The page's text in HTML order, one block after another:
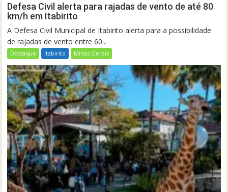
Defesa Civil alerta para rajadas de vento de até 80
km/h em Itabirito
A Defesa Civil Municipal de Itabirito alerta para a possibilidade
de rajadas de vento entre 60...
Destaque Itabirito Minas Gerais